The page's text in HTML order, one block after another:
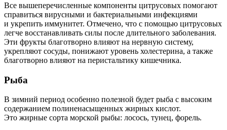
Все вышеперечисленные компоненты цитрусовых помогают
справиться вирусными и бактериальными инфекциями
и укрепить иммунитет. Отмечено, что с помощью цитрусовых
легче восстанавливать силы после длительного заболевания.
Эти фрукты благотворно влияют на нервную систему,
укрепляют сосуды, понижают уровень холестерина, а также
благотворно влияют на перистальтику кишечника.
Рыба
В зимний период особенно полезной будет рыба с высоким
содержанием полиненасыщенных жирных кислот.
Это жирные сорта морской рыбы: лосось, тунец, форель.